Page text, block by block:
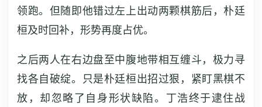
领跑。但随即他错过左上出动两颗棋筋后，朴廷
桓及时回补，形势再度占优。
之后两人在右边盘至中腹地带相互缠斗，极力寻
找各自破绽。只是朴廷桓出招过狠，紧盯黑棋不
放，却忽略了自身形状缺陷。丁浩终于逮住战